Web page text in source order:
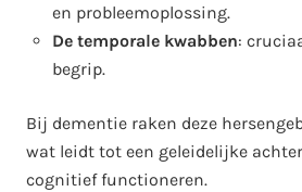
en probleemoplossing.
De temporale kwabben:
begrip.
Bij dementie raken deze
wat leidt tot een geleidelijke
cognitief functioneren.